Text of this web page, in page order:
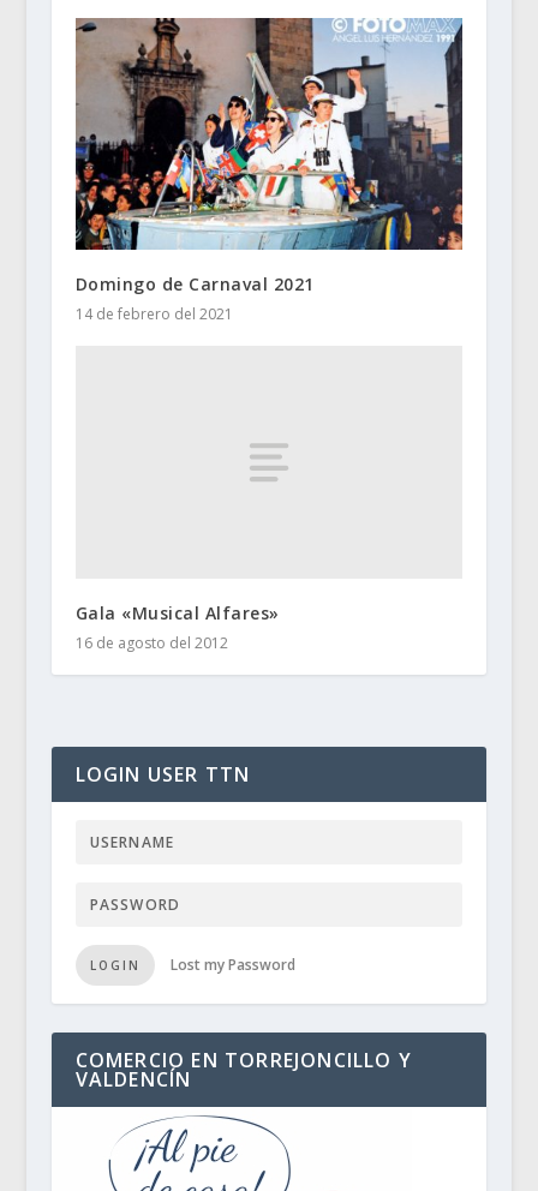
Domingo de Carnaval 2021
14 de febrero del 2021
Gala «Musical Alfares»
16 de agosto del 2012
LOGIN USER TTN
LOGIN Lost my Password
COMERCIO EN TORREJONCILLO Y
VALDENCÍN